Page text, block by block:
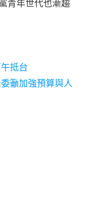
青年世代也漸趨
抵台
籲加強預算與人